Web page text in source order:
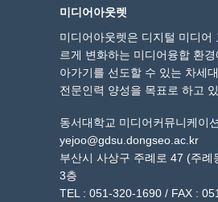
미디어아웃렛
미디어아웃렛은 디지털 미디어
르게 변화하는 미디어융합 환
아가기를 선도할 수 있는 차세
전문인력 양성을 목표로 하고
동서대학교 미디어커뮤니케이
yejoo@gdsu.dongseo.ac.kr
부산시 사상구 주례로 47 (주례
3층
TEL : 051-320-1690 / FAX :